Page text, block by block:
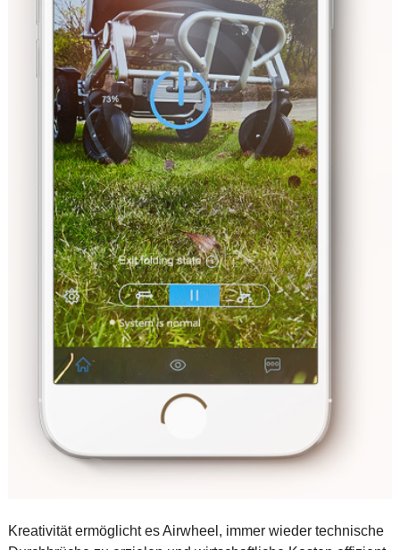
Kreativität ermöglicht es Airwheel, immer wieder technische